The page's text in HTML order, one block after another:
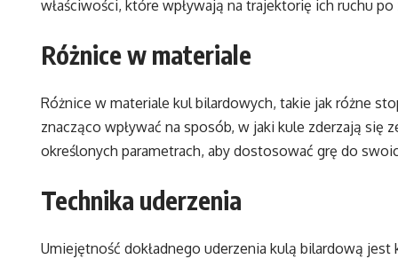
właściwości, które wpływają na trajektorię ich ruchu po
Różnice w materiale
Różnice w materiale kul bilardowych, takie jak różne
znacząco wpływać na sposób, w jaki kule zderzają się
określonych parametrach, aby dostosować grę do
Technika uderzenia
Umiejętność dokładnego uderzenia kulą bilardową